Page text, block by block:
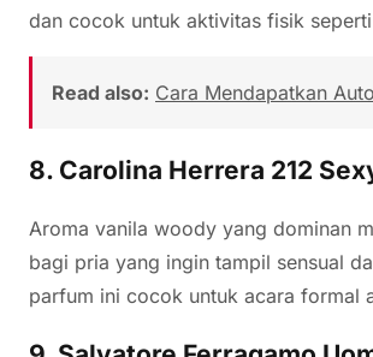
dan cocok untuk aktivitas fisik
Read also: Cara Mendapatkan
8. Carolina Herrera 212
Aroma vanila woody yang dominan
bagi pria yang ingin tampil sensual
parfum ini cocok untuk acara formal